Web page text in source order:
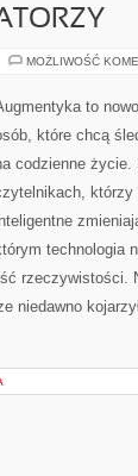
MOŻLIWOŚĆ
to
które chcą
codzienne życie.
technologia
rzeczywistości.
niedawno